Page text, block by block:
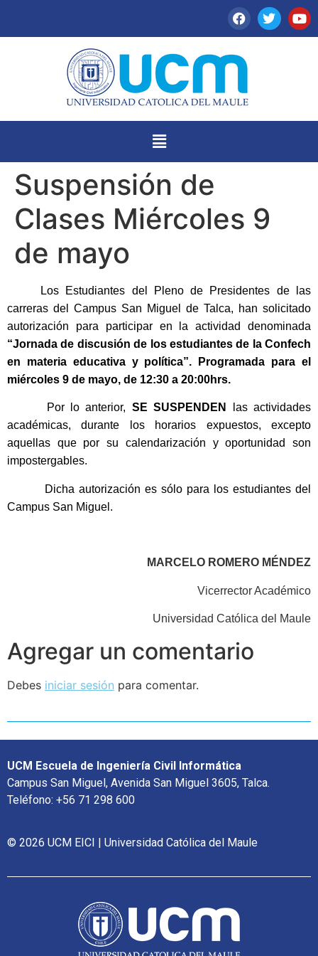
Suspensión de
Clases Miércoles 9
de mayo
Los Estudiantes del Pleno de Presidentes de las
carreras del Campus San Miguel de Talca, han solicitado
autorización para participar en la actividad denominada
“Jornada de discusión de los estudiantes de la Confech
en materia educativa y política”.
Programada para el
miércoles 9 de mayo, de 12:30 a 20:00hrs.
Por lo anterior, SE SUSPENDEN
las actividades
académicas, durante los horarios expuestos, excepto
aquellas que por su calendarización y oportunidad son
impostergables.
Dicha autorización es sólo para los estudiantes del
Campus San Miguel.
MARCELO ROMERO MÉNDEZ
Vicerrector Académico
Universidad Católica del Maule
Agregar un comentario
Debes iniciar sesión para comentar.
UCM Escuela de Ingeniería Civil Informática
Campus San Miguel, Avenida San Miguel 3605, Talca.
Teléfono: +56 71 298 600
© 2026 UCM EICI | Universidad Católica del Maule